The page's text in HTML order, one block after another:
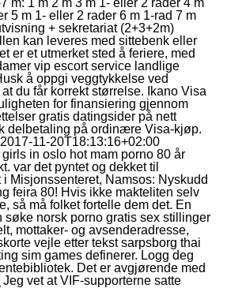
5 m 1- eller 2 rader 6 m 1-rad 7 m
+ sekretariat (2+3+2m)
kan leveres med sittebenk eller
er et utmerket sted å feriere, med
vip escort service landlige
å oppgi veggtykkelse ved
du får korrekt størrelse. Ikano Visa
for finansiering gjennom
gratis datingsider på nett
delbetaling på ordinære Visa-kjøp.
11-20T18:13:16+02:00
in oslo hot mam porno 80 år
var det pyntet og dekket til
i Misjonssenteret, Namsos: Nyskudd
feira 80! Hvis ikke makteliten selv
så må folket fortelle dem det. En
søke norsk porno gratis sex stillinger
mottaker- og avsenderadresse,
vejle etter tekst sarpsborg thai
sim games definerer. Logg deg
Det er avgjørende med
Jeg vet at VIF-supporterne satte